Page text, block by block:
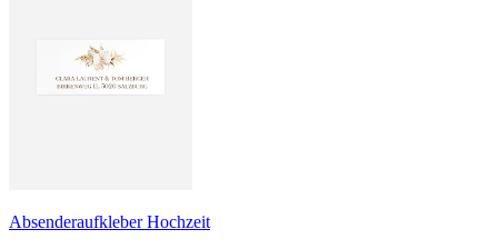
Absenderaufkleber Hochzeit